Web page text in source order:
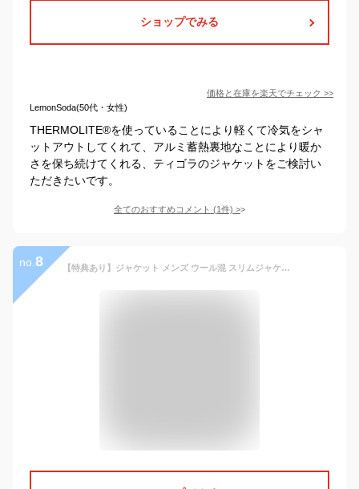
ショップでみる
価格と在庫を楽天でチェック >>
LemonSoda(50代・女性)
THERMOLITE®️を使っていることにより軽くて冷気をシャ
ットアウトしてくれて、アルミ蓄熱裏地なことにより暖か
さを保ち続けてくれる、ティゴラのジャケットをご検討い
ただきたいです。
全てのおすすめコメント (1件) >
no. 8 【特典あり】ジャケット メンズ ウール混 スリムジャケット チェック柄 テーラードジャケット ダッフル生地 ブレザー カジュアルジャケット 細身 厚手 ビジネスジャケット ショート丈 チェスターコート 2つボタン スーツ 秋冬用 アウター 紳士品 ギフト